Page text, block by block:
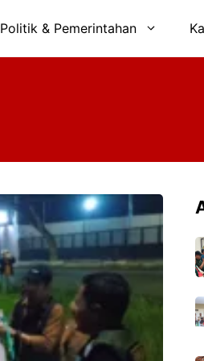
Politik & Pemerintahan